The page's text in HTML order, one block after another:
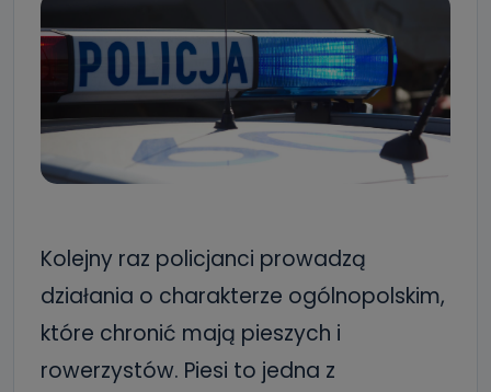
Kolejny raz policjanci prowadzą
działania o charakterze ogólnopolskim,
które chronić mają pieszych i
rowerzystów. Piesi to jedna z